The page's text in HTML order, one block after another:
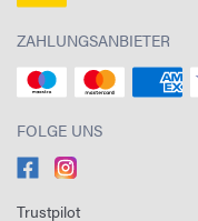
ZAHLUNGSANBIETER
FOLGE UNS
Trustpilot